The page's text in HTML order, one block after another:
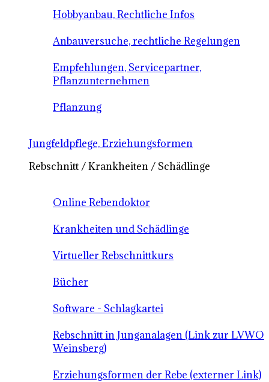
Hobbyanbau, Rechtliche Infos
Anbauversuche, rechtliche Regelungen
Empfehlungen, Servicepartner,
Pflanzunternehmen
Pflanzung
Jungfeldpflege, Erziehungsformen
Rebschnitt / Krankheiten / Schädlinge
Online Rebendoktor
Krankheiten und Schädlinge
Virtueller Rebschnittkurs
Bücher
Software - Schlagkartei
Rebschnitt in Junganalagen (Link zur LVWO
Weinsberg)
Erziehungsformen der Rebe (externer Link)